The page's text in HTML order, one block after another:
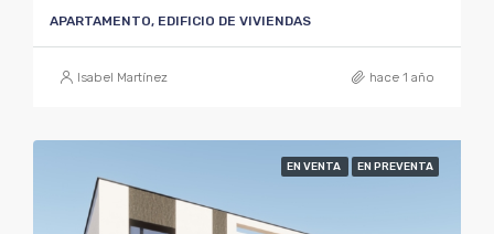
APARTAMENTO, EDIFICIO DE VIVIENDAS
Isabel Martínez hace 1 año
EN VENTA EN PREVENTA